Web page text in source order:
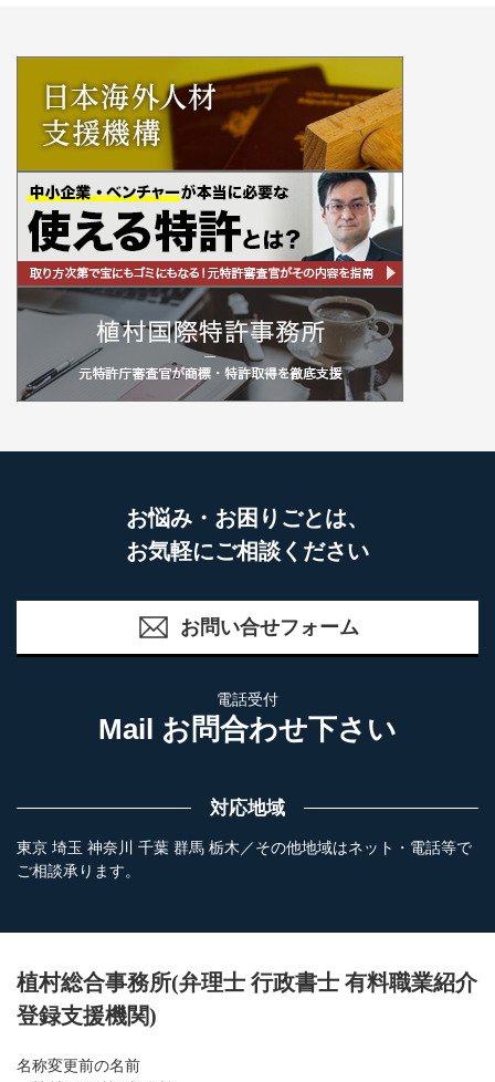
お悩み・お困りごとは、
お気軽にご相談ください
お問い合せフォーム
電話受付
Mail お問合わせ下さい
対応地域
東京 埼玉 神奈川 千葉 群馬 栃木／その他地域はネット・電話等で
ご相談承ります。
植村総合事務所(弁理士 行政書士 有料職業紹介
登録支援機関)
名称変更前の名前